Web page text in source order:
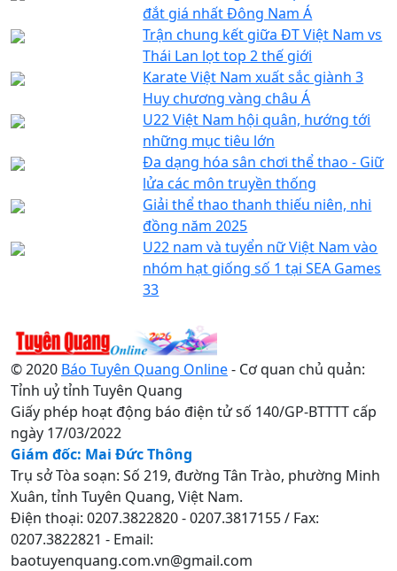
đắt giá nhất Đông Nam Á
Trận chung kết giữa ĐT Việt Nam vs
Thái Lan lọt top 2 thế giới
Karate Việt Nam xuất sắc giành 3
Huy chương vàng châu Á
U22 Việt Nam hội quân, hướng tới
những mục tiêu lớn
Đa dạng hóa sân chơi thể thao - Giữ
lửa các môn truyền thống
Giải thể thao thanh thiếu niên, nhi
đồng năm 2025
U22 nam và tuyển nữ Việt Nam vào
nhóm hạt giống số 1 tại SEA Games
33
© 2020 Báo Tuyên Quang Online- Cơ quan chủ quản:
Tỉnh uỷ tỉnh Tuyên Quang
Giấy phép hoạt động báo điện tử số 140/GP-BTTTT cấp
ngày 17/03/2022
Giám đốc: Mai Đức Thông
Trụ sở Tòa soạn: Số 219, đường Tân Trào, phường Minh
Xuân, tỉnh Tuyên Quang, Việt Nam.
Điện thoại: 0207.3822820 - 0207.3817155 / Fax:
0207.3822821 - Email:
baotuyenquang.com.vn@gmail.com